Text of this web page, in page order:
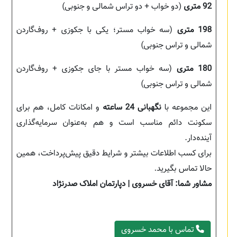
92 متری
(دو خواب + دو تراس شمالی و جنوبی)
198 متری
(سه خواب مستر؛ یکی با جکوزی + روف‌گاردن
شمالی و تراس جنوبی)
180 متری
(سه خواب مستر با جای جکوزی + روف‌گاردن
شمالی و تراس جنوبی)
این مجموعه بانگهبانی 24 ساعته
و امکانات کامل، هم برای
سکونت دائم مناسب است و هم به‌عنوان سرمایه‌گذاری
آینده‌دار.
برای کسب اطلاعات بیشتر و شرایط دقیق پیش‌پرداخت، همین
حالا تماس بگیرید.
مشاور شما: آقای خسروی | دپارتمان املاک صدرنژاد
تماس با محمد خسروی